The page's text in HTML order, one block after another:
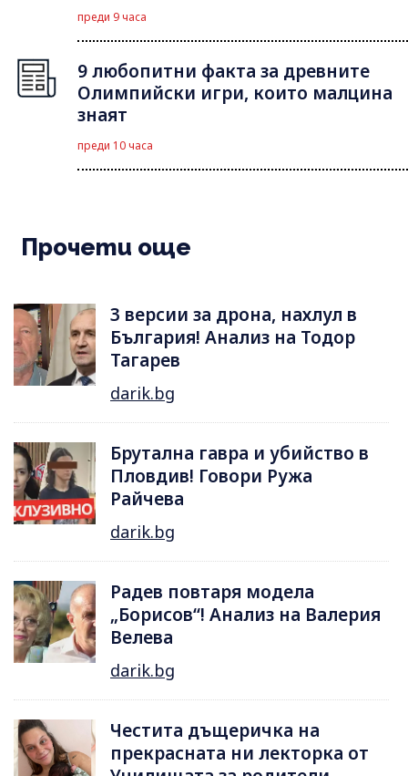
преди 9 часа
9 любопитни факта за древните
Олимпийски игри, които малцина
знаят
преди 10 часа
Прочети още
3 версии за дрона, нахлул в
България! Анализ на Тодор
Тагарев
darik.bg
Брутална гавра и убийство в
Пловдив! Говори Ружа
Райчева
darik.bg
Радев повтаря модела
„Борисов“! Анализ на Валерия
Велева
darik.bg
Честита дъщеричка на
прекрасната ни лекторка от